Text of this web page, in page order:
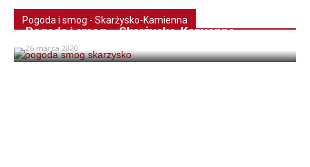
Pogoda i smog - Skarżysko-Kamienna
Pogoda i smog – Skarżysko-Kamienna
26 marca 2020